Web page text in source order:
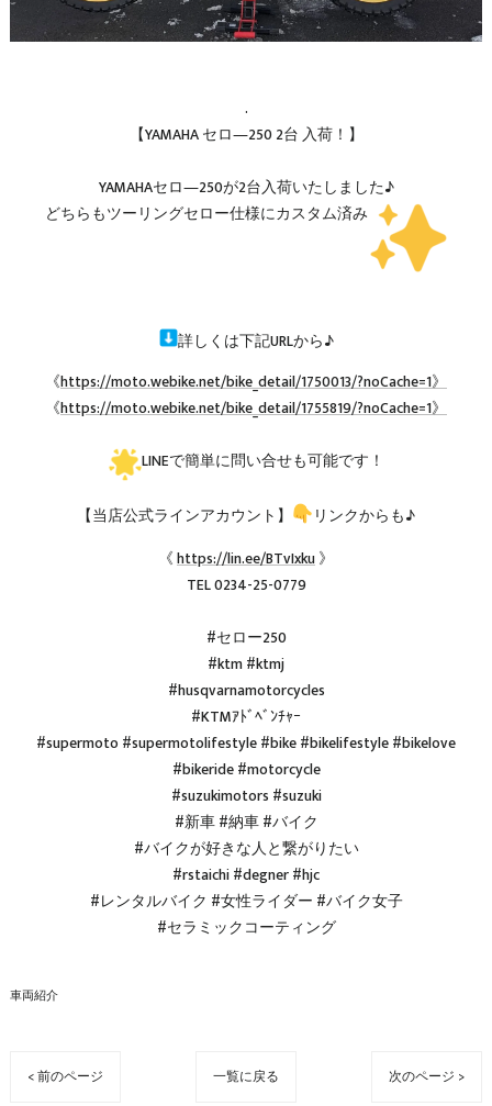
.
【YAMAHA セロ―250 2台 入荷！】
YAMAHAセロ―250が2台入荷いたしました♪
どちらもツーリングセロー仕様にカスタム済み
詳しくは下記URLから♪
《https://moto.webike.net/bike_detail/1750013/?noCache=1》
《https://moto.webike.net/bike_detail/1755819/?noCache=1》
LINEで簡単に問い合せも可能です！
【当店公式ラインアカウント】
リンクからも♪
《https://lin.ee/BTvIxku》
TEL 0234-25-0779
#セロー250
#ktm #ktmj
#husqvarnamotorcycles
#KTMｱﾄﾞﾍﾞﾝﾁｬｰ
#supermoto #supermotolifestyle #bike #bikelifestyle #bikelove
#bikeride #motorcycle
#suzukimotors #suzuki
#新車 #納車 #バイク
#バイクが好きな人と繋がりたい
#rstaichi #degner #hjc
#レンタルバイク #女性ライダー #バイク女子
#セラミックコーティング
車両紹介
< 前のページ 一覧に戻る 次のページ >